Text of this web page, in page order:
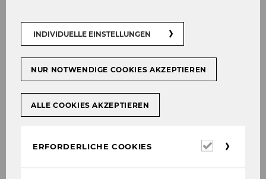
WU Magazin 02/2023
INDIVIDUELLE EINSTELLUNGEN
NUR NOTWENDIGE COOKIES AKZEPTIEREN
ALLE COOKIES AKZEPTIEREN
ERFORDERLICHE COOKIES